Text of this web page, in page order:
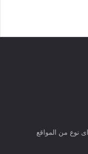
نوع من المواقع